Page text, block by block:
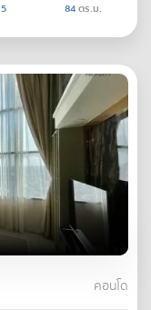
5 84ตร.ม.
คอนโด